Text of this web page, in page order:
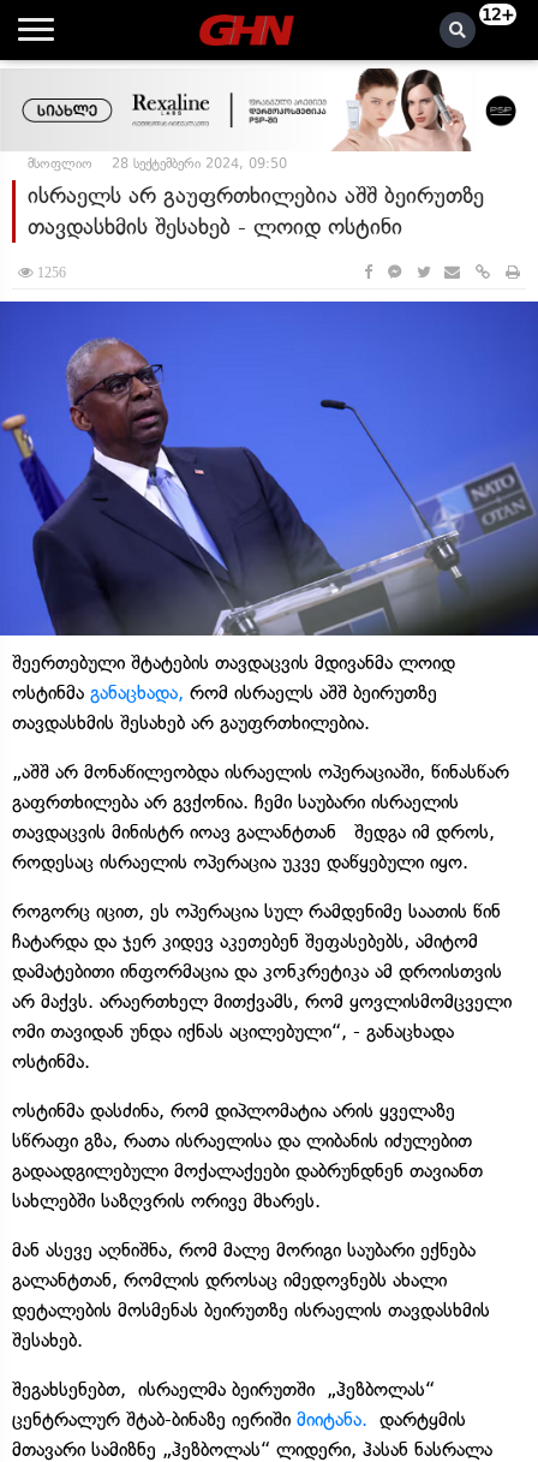
12+
მსოფლიო 28 სექტემბერი 2024, 09:50
ისრაელს არ გაუფრთხილებია აშშ ბეირუთზე
თავდასხმის შესახებ - ლოიდ ოსტინი
1256
შეერთებული შტატების თავდაცვის მდივანმა ლოიდ
ოსტინმა განაცხადა, რომ ისრაელს აშშ ბეირუთზე
თავდასხმის შესახებ არ გაუფრთხილებია.
„აშშ არ მონაწილეობდა ისრაელის ოპერაციაში, წინასწარ
გაფრთხილება არ გვქონია. ჩემი საუბარი ისრაელის
თავდაცვის მინისტრ იოავ გალანტთან შედგა იმ დროს,
როდესაც ისრაელის ოპერაცია უკვე დაწყებული იყო.
როგორც იცით, ეს ოპერაცია სულ რამდენიმე საათის წინ
ჩატარდა და ჯერ კიდევ აკეთებენ შეფასებებს, ამიტომ
დამატებითი ინფორმაცია და კონკრეტიკა ამ დროისთვის
არ მაქვს. არაერთხელ მითქვამს, რომ ყოვლისმომცველი
ომი თავიდან უნდა იქნას აცილებული“, - განაცხადა
ოსტინმა.
ოსტინმა დასძინა, რომ დიპლომატია არის ყველაზე
სწრაფი გზა, რათა ისრაელისა და ლიბანის იძულებით
გადაადგილებული მოქალაქეები დაბრუნდნენ თავიანთ
სახლებში საზღვრის ორივე მხარეს.
მან ასევე აღნიშნა, რომ მალე მორიგი საუბარი ექნება
გალანტთან, რომლის დროსაც იმედოვნებს ახალი
დეტალების მოსმენას ბეირუთზე ისრაელის თავდასხმის
შესახებ.
შეგახსენებთ, ისრაელმა ბეირუთში „ჰეზბოლას“
ცენტრალურ შტაბ-ბინაზე იერიში მიიტანა. დარტყმის
მთავარი სამიზნე „ჰეზბოლას“ ლიდერი, ჰასან ნასრალა